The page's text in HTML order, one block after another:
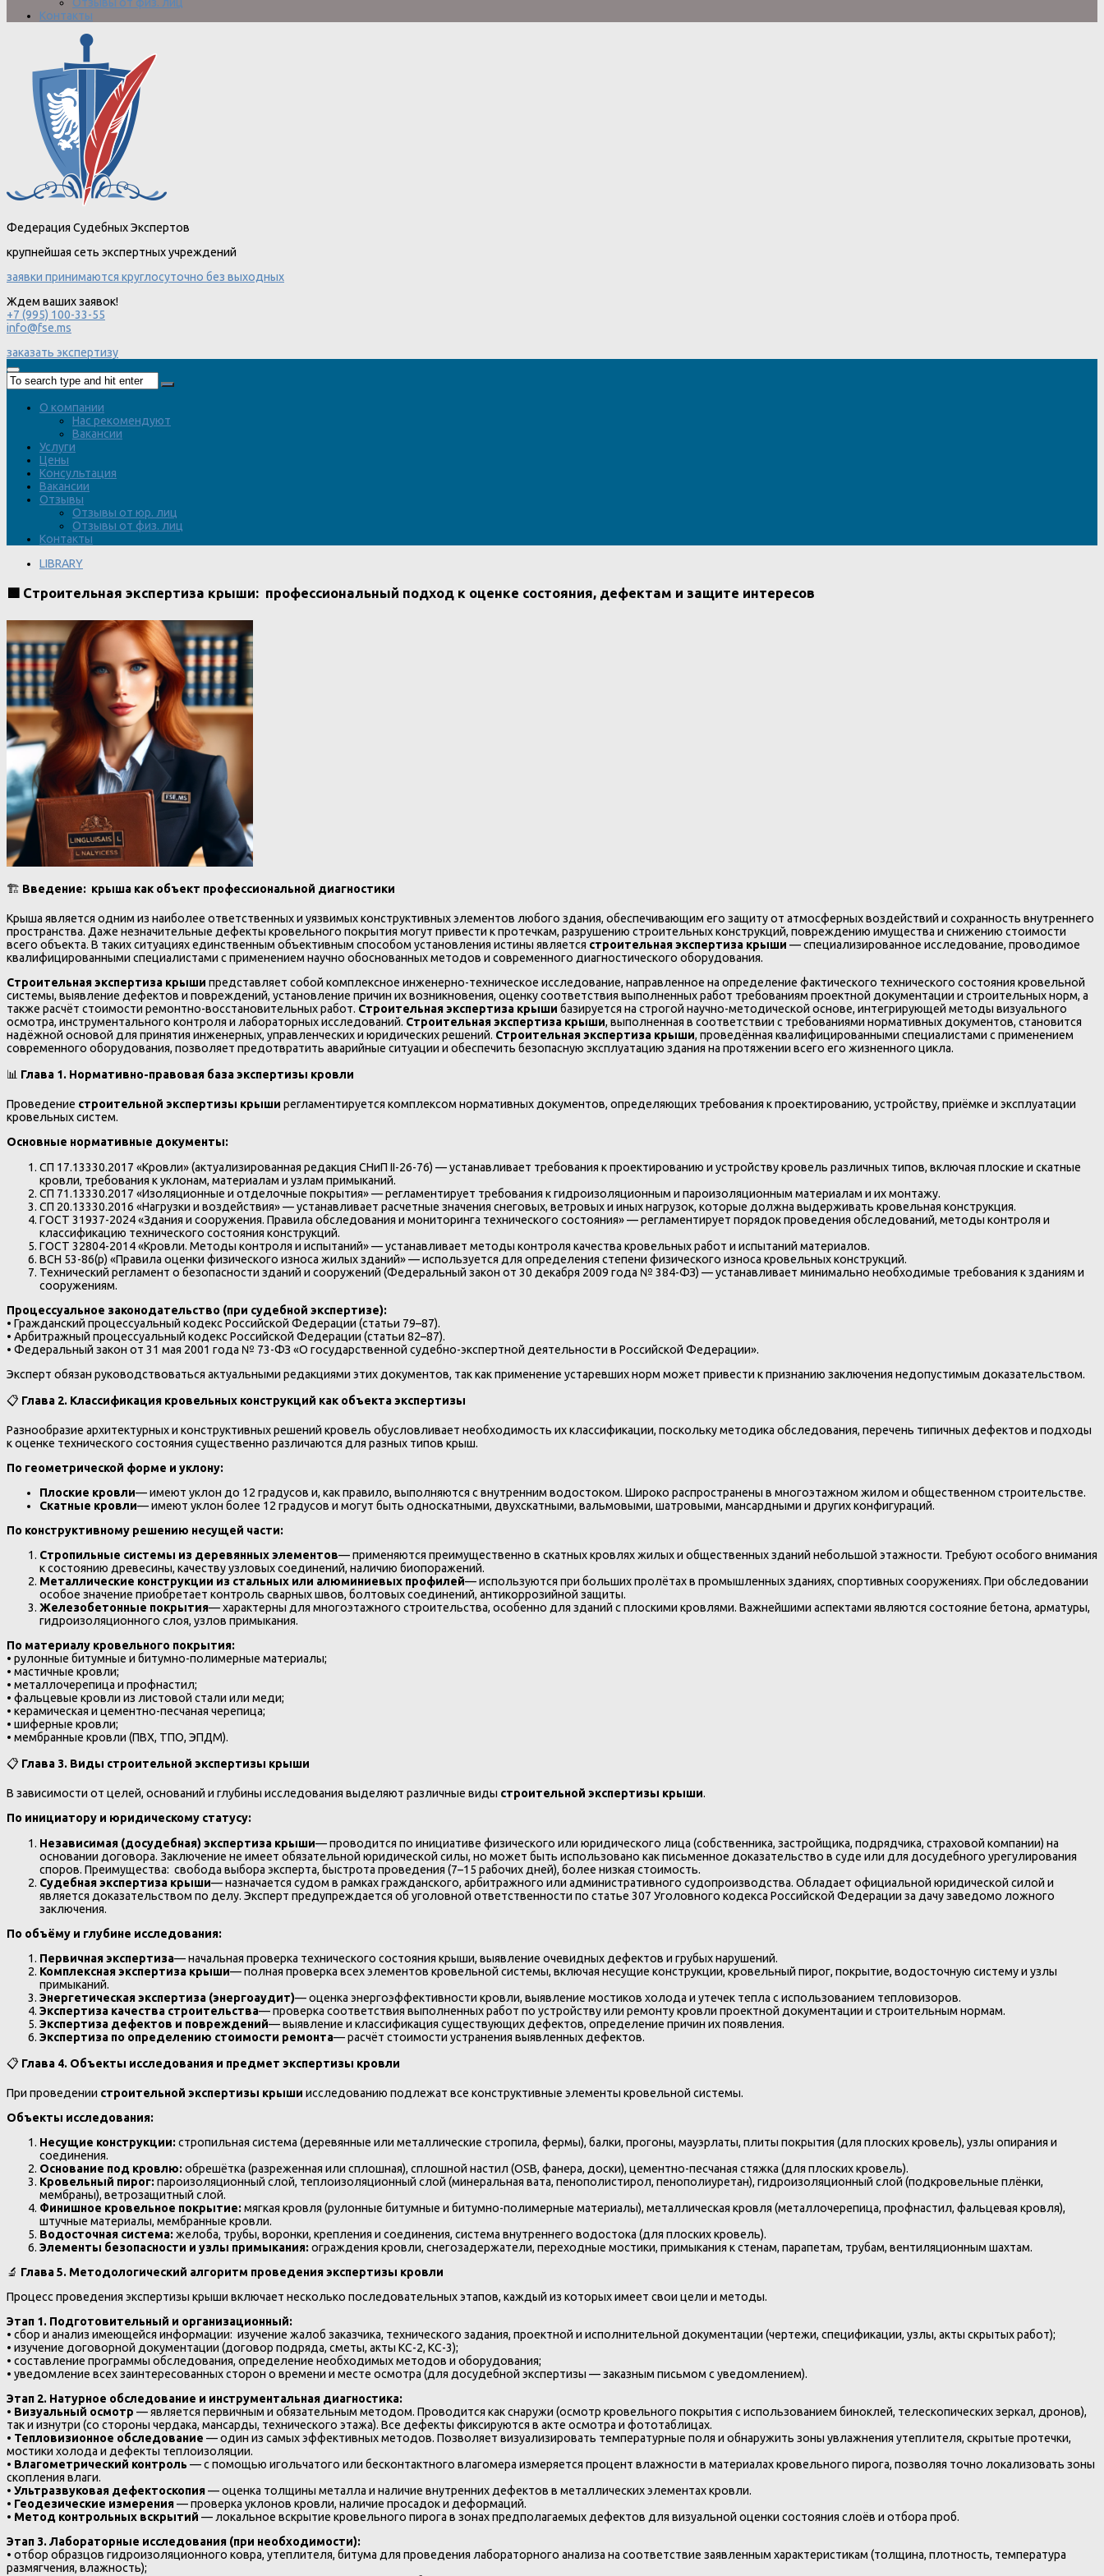
Отзывы от физ. лиц
Контакты
Федерация Судебных Экспертов
крупнейшая сеть экспертных учреждений
заявки принимаются круглосуточно без выходных
Ждем ваших заявок!
+7 (995) 100-33-55
info@fse.ms
заказать экспертизу
О компании
Нас рекомендуют
Вакансии
Услуги
Цены
Консультация
Вакансии
Отзывы
Отзывы от юр. лиц
Отзывы от физ. лиц
Контакты
LIBRARY
🟩 Строительная экспертиза крыши: профессиональный подход к оценке состояния, дефектам и защите интересов
🏗️ Введение: крыша как объект профессиональной диагностики
Крыша является одним из наиболее ответственных и уязвимых конструктивных элементов любого здания, обеспечивающим его защиту от атмосферных воздействий и сохранность внутреннего
пространства. Даже незначительные дефекты кровельного покрытия могут привести к протечкам, разрушению строительных конструкций, повреждению имущества и снижению стоимости
всего объекта. В таких ситуациях единственным объективным способом установления истины является строительная экспертиза крыши — специализированное исследование, проводимое
квалифицированными специалистами с применением научно обоснованных методов и современного диагностического оборудования.
Строительная экспертиза крыши представляет собой комплексное инженерно-техническое исследование, направленное на определение фактического технического состояния кровельной
системы, выявление дефектов и повреждений, установление причин их возникновения, оценку соответствия выполненных работ требованиям проектной документации и строительных норм, а
также расчёт стоимости ремонтно-восстановительных работ. Строительная экспертиза крыши базируется на строгой научно-методической основе, интегрирующей методы визуального
осмотра, инструментального контроля и лабораторных исследований. Строительная экспертиза крыши, выполненная в соответствии с требованиями нормативных документов, становится
надёжной основой для принятия инженерных, управленческих и юридических решений. Строительная экспертиза крыши, проведённая квалифицированными специалистами с применением
современного оборудования, позволяет предотвратить аварийные ситуации и обеспечить безопасную эксплуатацию здания на протяжении всего его жизненного цикла.
📊 Глава 1. Нормативно-правовая база экспертизы кровли
Проведение строительной экспертизы крыши регламентируется комплексом нормативных документов, определяющих требования к проектированию, устройству, приёмке и эксплуатации
кровельных систем.
Основные нормативные документы:
СП 17.13330.2017 «Кровли» (актуализированная редакция СНиП II-26-76) — устанавливает требования к проектированию и устройству кровель различных типов, включая плоские и скатные
кровли, требования к уклонам, материалам и узлам примыканий.
СП 71.13330.2017 «Изоляционные и отделочные покрытия» — регламентирует требования к гидроизоляционным и пароизоляционным материалам и их монтажу.
СП 20.13330.2016 «Нагрузки и воздействия» — устанавливает расчетные значения снеговых, ветровых и иных нагрузок, которые должна выдерживать кровельная конструкция.
ГОСТ 31937-2024 «Здания и сооружения. Правила обследования и мониторинга технического состояния» — регламентирует порядок проведения обследований, методы контроля и
классификацию технического состояния конструкций.
ГОСТ 32804-2014 «Кровли. Методы контроля и испытаний» — устанавливает методы контроля качества кровельных работ и испытаний материалов.
ВСН 53-86(р) «Правила оценки физического износа жилых зданий» — используется для определения степени физического износа кровельных конструкций.
Технический регламент о безопасности зданий и сооружений (Федеральный закон от 30 декабря 2009 года № 384-ФЗ) — устанавливает минимально необходимые требования к зданиям и
сооружениям.
Процессуальное законодательство (при судебной экспертизе):
• Гражданский процессуальный кодекс Российской Федерации (статьи 79–87).
• Арбитражный процессуальный кодекс Российской Федерации (статьи 82–87).
• Федеральный закон от 31 мая 2001 года № 73-ФЗ «О государственной судебно-экспертной деятельности в Российской Федерации».
Эксперт обязан руководствоваться актуальными редакциями этих документов, так как применение устаревших норм может привести к признанию заключения недопустимым доказательством.
📋 Глава 2. Классификация кровельных конструкций как объекта экспертизы
Разнообразие архитектурных и конструктивных решений кровель обусловливает необходимость их классификации, поскольку методика обследования, перечень типичных дефектов и подходы
к оценке технического состояния существенно различаются для разных типов крыш.
По геометрической форме и уклону:
Плоские кровли— имеют уклон до 12 градусов и, как правило, выполняются с внутренним водостоком. Широко распространены в многоэтажном жилом и общественном строительстве.
Скатные кровли— имеют уклон более 12 градусов и могут быть односкатными, двухскатными, вальмовыми, шатровыми, мансардными и других конфигураций.
По конструктивному решению несущей части:
Стропильные системы из деревянных элементов— применяются преимущественно в скатных кровлях жилых и общественных зданий небольшой этажности. Требуют особого внимания
к состоянию древесины, качеству узловых соединений, наличию биопоражений.
Металлические конструкции из стальных или алюминиевых профилей— используются при больших пролётах в промышленных зданиях, спортивных сооружениях. При обследовании
особое значение приобретает контроль сварных швов, болтовых соединений, антикоррозийной защиты.
Железобетонные покрытия— характерны для многоэтажного строительства, особенно для зданий с плоскими кровлями. Важнейшими аспектами являются состояние бетона, арматуры,
гидроизоляционного слоя, узлов примыкания.
По материалу кровельного покрытия:
• рулонные битумные и битумно-полимерные материалы;
• мастичные кровли;
• металлочерепица и профнастил;
• фальцевые кровли из листовой стали или меди;
• керамическая и цементно-песчаная черепица;
• шиферные кровли;
• мембранные кровли (ПВХ, ТПО, ЭПДМ).
📋 Глава 3. Виды строительной экспертизы крыши
В зависимости от целей, оснований и глубины исследования выделяют различные виды строительной экспертизы крыши.
По инициатору и юридическому статусу:
Независимая (досудебная) экспертиза крыши— проводится по инициативе физического или юридического лица (собственника, застройщика, подрядчика, страховой компании) на
основании договора. Заключение не имеет обязательной юридической силы, но может быть использовано как письменное доказательство в суде или для досудебного урегулирования
споров. Преимущества: свобода выбора эксперта, быстрота проведения (7–15 рабочих дней), более низкая стоимость.
Судебная экспертиза крыши— назначается судом в рамках гражданского, арбитражного или административного судопроизводства. Обладает официальной юридической силой и
является доказательством по делу. Эксперт предупреждается об уголовной ответственности по статье 307 Уголовного кодекса Российской Федерации за дачу заведомо ложного
заключения.
По объёму и глубине исследования:
Первичная экспертиза— начальная проверка технического состояния крыши, выявление очевидных дефектов и грубых нарушений.
Комплексная экспертиза крыши— полная проверка всех элементов кровельной системы, включая несущие конструкции, кровельный пирог, покрытие, водосточную систему и узлы
примыканий.
Энергетическая экспертиза (энергоаудит)— оценка энергоэффективности кровли, выявление мостиков холода и утечек тепла с использованием тепловизоров.
Экспертиза качества строительства— проверка соответствия выполненных работ по устройству или ремонту кровли проектной документации и строительным нормам.
Экспертиза дефектов и повреждений— выявление и классификация существующих дефектов, определение причин их появления.
Экспертиза по определению стоимости ремонта— расчёт стоимости устранения выявленных дефектов.
📋 Глава 4. Объекты исследования и предмет экспертизы кровли
При проведении строительной экспертизы крыши исследованию подлежат все конструктивные элементы кровельной системы.
Объекты исследования:
Несущие конструкции:стропильная система (деревянные или металлические стропила, фермы), балки, прогоны, мауэрлаты, плиты покрытия (для плоских кровель), узлы опирания и
соединения.
Основание под кровлю:обрешётка (разреженная или сплошная), сплошной настил (OSB, фанера, доски), цементно-песчаная стяжка (для плоских кровель).
Кровельный пирог:пароизоляционный слой, теплоизоляционный слой (минеральная вата, пенополистирол, пенополиуретан), гидроизоляционный слой (подкровельные плёнки,
мембраны), ветрозащитный слой.
Финишное кровельное покрытие:мягкая кровля (рулонные битумные и битумно-полимерные материалы), металлическая кровля (металлочерепица, профнастил, фальцевая кровля),
штучные материалы, мембранные кровли.
Водосточная система:желоба, трубы, воронки, крепления и соединения, система внутреннего водостока (для плоских кровель).
Элементы безопасности и узлы примыкания:ограждения кровли, снегозадержатели, переходные мостики, примыкания к стенам, парапетам, трубам, вентиляционным шахтам.
🔬 Глава 5. Методологический алгоритм проведения экспертизы кровли
Процесс проведения экспертизы крыши включает несколько последовательных этапов, каждый из которых имеет свои цели и методы.
Этап 1. Подготовительный и организационный:
• сбор и анализ имеющейся информации: изучение жалоб заказчика, технического задания, проектной и исполнительной документации (чертежи, спецификации, узлы, акты скрытых работ);
• изучение договорной документации (договор подряда, сметы, акты КС-2, КС-3);
• составление программы обследования, определение необходимых методов и оборудования;
• уведомление всех заинтересованных сторон о времени и месте осмотра (для досудебной экспертизы — заказным письмом с уведомлением).
Этап 2. Натурное обследование и инструментальная диагностика:
• Визуальный осмотр — является первичным и обязательным методом. Проводится как снаружи (осмотр кровельного покрытия с использованием биноклей, телескопических зеркал, дронов),
так и изнутри (со стороны чердака, мансарды, технического этажа). Все дефекты фиксируются в акте осмотра и фототаблицах.
• Тепловизионное обследование — один из самых эффективных методов. Позволяет визуализировать температурные поля и обнаружить зоны увлажнения утеплителя, скрытые протечки,
мостики холода и дефекты теплоизоляции.
• Влагометрический контроль — с помощью игольчатого или бесконтактного влагомера измеряется процент влажности в материалах кровельного пирога, позволяя точно локализовать зоны
скопления влаги.
• Ультразвуковая дефектоскопия— оценка толщины металла и наличие внутренних дефектов в металлических элементах кровли.
• Геодезические измерения— проверка уклонов кровли, наличие просадок и деформаций.
• Метод контрольных вскрытий — локальное вскрытие кровельного пирога в зонах предполагаемых дефектов для визуальной оценки состояния слоёв и отбора проб.
Этап 3. Лабораторные исследования (при необходимости):
• отбор образцов гидроизоляционного ковра, утеплителя, битума для проведения лабораторного анализа на соответствие заявленным характеристикам (толщина, плотность, температура
размягчения, влажность);